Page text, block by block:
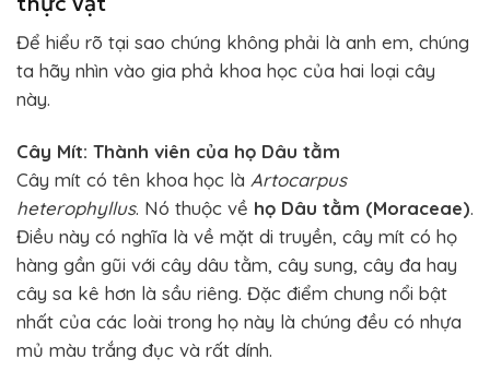
Để hiểu rõ tại sao chúng không phải là anh em, chúng
ta hãy nhìn vào gia phả khoa học của hai loại cây
này.
Cây Mít: Thành viên của họ Dâu tằm
Cây mít có tên khoa học là Artocarpus
heterophyllus. Nó thuộc về họ Dâu tằm (Moraceae).
Điều này có nghĩa là về mặt di truyền, cây mít có họ
hàng gần gũi với cây dâu tằm, cây sung, cây đa hay
cây sa kê hơn là sầu riêng. Đặc điểm chung nổi bật
nhất của các loài trong họ này là chúng đều có nhựa
mủ màu trắng đục và rất dính.